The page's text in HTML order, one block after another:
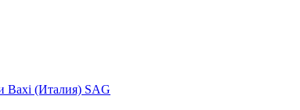
Baxi (Италия) SAG